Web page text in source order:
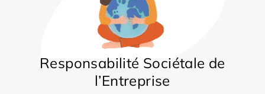
Responsabilité Sociétale de
l’Entreprise